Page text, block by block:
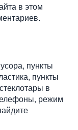
в этом
пункты
пункты
в
режим